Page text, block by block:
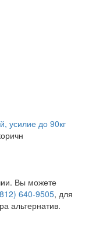
усилие до 90кг
Вы можете
640-9505, для
альтернатив.